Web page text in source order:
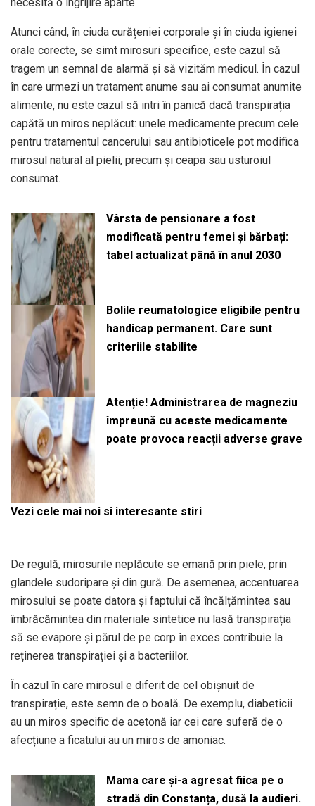
Atunci când, în ciuda curățeniei corporale și în ciuda igienei
orale corecte, se simt mirosuri specifice, este cazul să
tragem un semnal de alarmă și să vizităm medicul. În cazul
în care urmezi un tratament anume sau ai consumat anumite
alimente, nu este cazul să intri în panică dacă transpirația
capătă un miros neplăcut: unele medicamente precum cele
pentru tratamentul cancerului sau antibioticele pot modifica
mirosul natural al pielii, precum și ceapa sau usturoiul
consumat.
Vârsta de pensionare a fost
modificată pentru femei și bărbați:
tabel actualizat până în anul 2030
Bolile reumatologice eligibile pentru
handicap permanent. Care sunt
criteriile stabilite
Atenție! Administrarea de magneziu
împreună cu aceste medicamente
poate provoca reacții adverse grave
Vezi cele mai noi si interesante stiri
De regulă, mirosurile neplăcute se emană prin piele, prin
glandele sudoripare și din gură. De asemenea, accentuarea
mirosului se poate datora și faptului că încălțămintea sau
îmbrăcămintea din materiale sintetice nu lasă transpirația
să se evapore și părul de pe corp în exces contribuie la
reținerea transpirației și a bacteriilor.
În cazul în care mirosul e diferit de cel obișnuit de
transpirație, este semn de o boală. De exemplu, diabeticii
au un miros specific de acetonă iar cei care suferă de o
afecțiune a ficatului au un miros de amoniac.
Mama care și-a agresat fiica pe o
stradă din Constanța, dusă la audieri.